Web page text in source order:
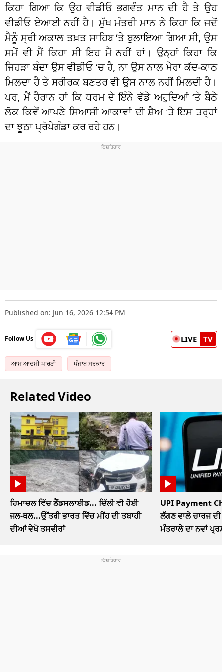
ਕਿਹਾ ਗਿਆ ਕਿ ਉਹ ਵੀਡੀਓ ਭਗਵੰਤ ਮਾਨ ਦੀ ਹੈ ਤੇ ਉਹ
ਵੀਡੀਓ ਏਆਈ ਨਹੀਂ ਹੈ। ਮੁੱਖ ਮੰਤਰੀ ਮਾਨ ਨੇ ਕਿਹਾ ਕਿ ਜਦੋਂ
ਮੈਨੂੰ ਸ੍ਰੀ ਅਕਾਲ ਤਖ਼ਤ ਸਾਹਿਬ ‘ਤੇ ਬੁਲਾਇਆ ਗਿਆ ਸੀ, ਉਸ
ਸਮੇਂ ਵੀ ਮੈਂ ਕਿਹਾ ਸੀ ਇਹ ਮੈਂ ਨਹੀਂ ਹਾਂ। ਉਨ੍ਹਾਂ ਕਿਹਾ ਕਿ
ਜਿਹੜਾ ਬੰਦਾ ਉਸ ਵੀਡੀਓ ‘ਚ ਹੈ, ਨਾ ਉਸ ਨਾਲ ਮੇਰਾ ਕੱਦ-ਕਾਠ
ਮਿਲਦਾ ਹੈ ਤੇ ਸਰੀਰਕ ਬਣਤਰ ਵੀ ਉਸ ਨਾਲ ਨਹੀਂ ਮਿਲਦੀ ਹੈ।
ਪਰ, ਮੈਂ ਹੈਰਾਨ ਹਾਂ ਕਿ ਧਰਮ ਦੇ ਇੰਨੇ ਵੱਡੇ ਅਹੁਦਿਆਂ ‘ਤੇ ਬੈਠੇ
ਲੋਕ ਕਿਵੇਂ ਆਪਣੇ ਸਿਆਸੀ ਆਕਾਵਾਂ ਦੀ ਸ਼ੈਅ ‘ਤੇ ਇਸ ਤਰ੍ਹਾਂ
ਦਾ ਝੂਠਾ ਪ੍ਰੋਪੇਗੰਡਾ ਕਰ ਰਹੇ ਹਨ।
Published on: Jun 16, 2026 12:54 PM
Follow Us LIVE TV
ਆਮ ਆਦਮੀ ਪਾਰਟੀ ਪੰਜਾਬ ਸਰਕਾਰ
Related Video
ਹਿਮਾਚਲ ਵਿੱਚ ਲੈਂਡਸਲਾਈਡ... ਦਿੱਲੀ ਵੀ ਹੋਈ
ਜਲ-ਥਲ...ਉੱਤਰੀ ਭਾਰਤ ਵਿੱਚ ਮੀਂਹ ਦੀ ਤਬਾਹੀ
ਦੀਆਂ ਵੇਖੋ ਤਸਵੀਰਾਂ
UPI Payment
ਲੱਗਣ ਵਾਲੇ ਚਾਰਜ
ਮੰਤਰਾਲੇ ਦਾ ਨਵਾਂ